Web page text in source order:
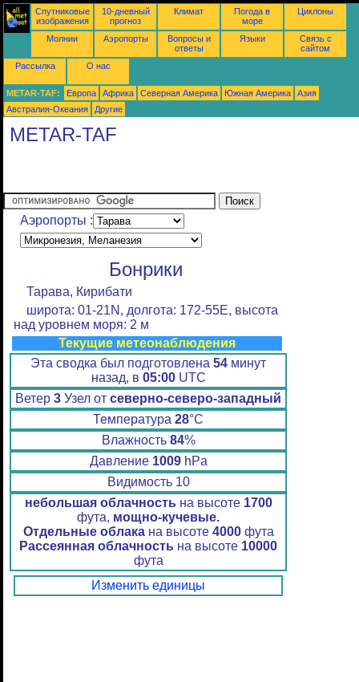
Спутниковые
изображения
10-дневный
прогноз
Климат
Погода в
море
Циклоны
Молнии Аэропорты
Вопросы и
ответы
Языки
Связь с
сайтом
Рассылка
О нас
METAR-TAF: Европа Африка Северная Америка Южная Америка
Азия
Австралия-Океания
Другие
METAR-TAF
Аэропорты :
Бонрики
Тарава, Кирибати
широта: 01-21N, долгота: 172-55E, высота
над уровнем моря: 2 м
Текущие метеонаблюдения
Эта сводка был подготовлена 54 минут
назад, в 05:00UTC
Ветер 3 Узел от северно-северо-западный
Температура 28°C
Влажность 84%
Давление 1009hPa
Видимость 10
небольшая облачностьна высоте 1700
фута, мощно-кучевые.
Отдельные облакана высоте 4000фута
Рассеянная облачность на высоте 10000
фута
Изменить единицы